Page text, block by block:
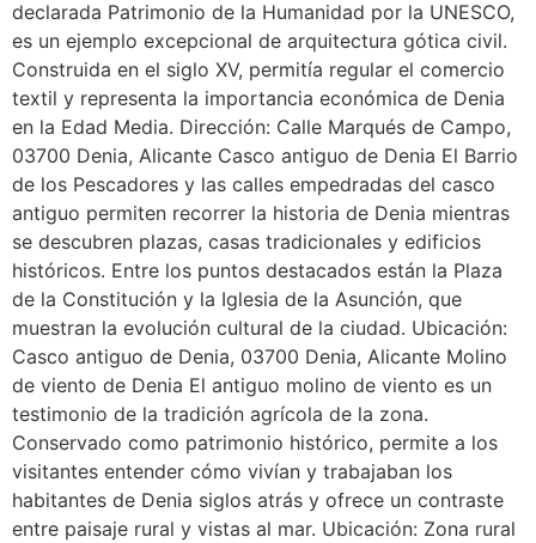
declarada Patrimonio de la Humanidad por la UNESCO,
es un ejemplo excepcional de arquitectura gótica civil.
Construida en el siglo XV, permitía regular el comercio
textil y representa la importancia económica de Denia
en la Edad Media. Dirección: Calle Marqués de Campo,
03700 Denia, Alicante Casco antiguo de Denia El Barrio
de los Pescadores y las calles empedradas del casco
antiguo permiten recorrer la historia de Denia mientras
se descubren plazas, casas tradicionales y edificios
históricos. Entre los puntos destacados están la Plaza
de la Constitución y la Iglesia de la Asunción, que
muestran la evolución cultural de la ciudad. Ubicación:
Casco antiguo de Denia, 03700 Denia, Alicante Molino
de viento de Denia El antiguo molino de viento es un
testimonio de la tradición agrícola de la zona.
Conservado como patrimonio histórico, permite a los
visitantes entender cómo vivían y trabajaban los
habitantes de Denia siglos atrás y ofrece un contraste
entre paisaje rural y vistas al mar. Ubicación: Zona rural